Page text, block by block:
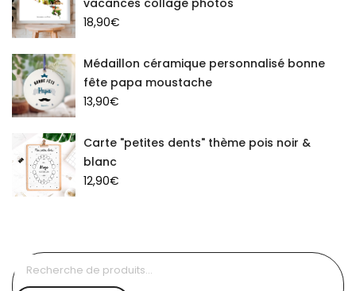
vacances collage photos
18,90€
Médaillon céramique personnalisé bonne
fête papa moustache
13,90€
Carte "petites dents" thème pois noir &
blanc
12,90€